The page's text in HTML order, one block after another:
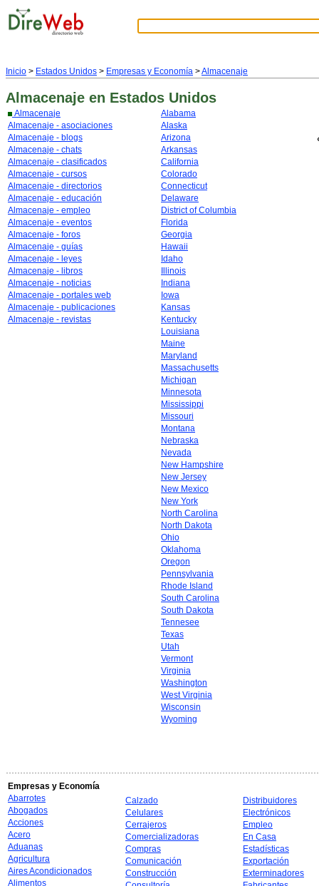
Inicio > Estados Unidos > Empresas y Economía >Almacenaje
Almacenaje en Estados Unidos
Almacenaje
Almacenaje - asociaciones
Almacenaje - blogs
Almacenaje - chats
Almacenaje - clasificados
Almacenaje - cursos
Almacenaje - directorios
Almacenaje - educación
Almacenaje - empleo
Almacenaje - eventos
Almacenaje - foros
Almacenaje - guías
Almacenaje - leyes
Almacenaje - libros
Almacenaje - noticias
Almacenaje - portales web
Almacenaje - publicaciones
Almacenaje - revistas
Alabama
Alaska
Arizona
Arkansas
California
Colorado
Connecticut
Delaware
District of Columbia
Florida
Georgia
Hawaii
Idaho
Illinois
Indiana
Iowa
Kansas
Kentucky
Louisiana
Maine
Maryland
Massachusetts
Michigan
Minnesota
Mississippi
Missouri
Montana
Nebraska
Nevada
New Hampshire
New Jersey
New Mexico
New York
North Carolina
North Dakota
Ohio
Oklahoma
Oregon
Pennsylvania
Rhode Island
South Carolina
South Dakota
Tennesee
Texas
Utah
Vermont
Virginia
Washington
West Virginia
Wisconsin
Wyoming
Empresas y Economía
Abarrotes
Abogados
Acciones
Acero
Aduanas
Agricultura
Aires Acondicionados
Alimentos
Calzado
Celulares
Cerrajeros
Comercializadoras
Compras
Comunicación
Construcción
Distribuidores
Electrónicos
Empleo
En Casa
Estadísticas
Exportación
Exterminadores